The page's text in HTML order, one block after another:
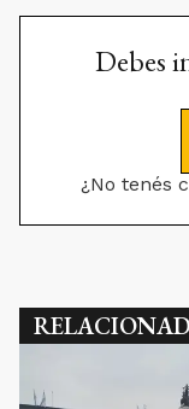
Debes
¿No tenés